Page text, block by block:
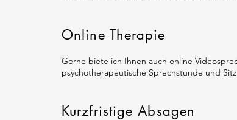
Online Therapie
Gerne biete ich Ihnen auch online
psychotherapeutische Sprechstunde und
Kurzfristige Absagen